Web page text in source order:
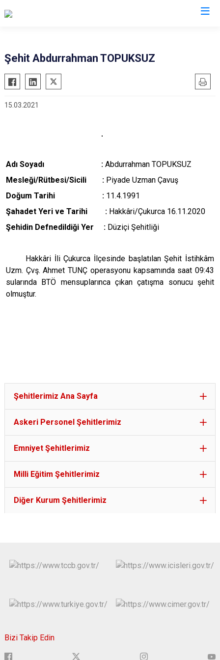
Şehit Abdurrahman TOPUKSUZ
15.03.2021
Adı Soyadı : Abdurrahman TOPUKSUZ
Mesleği/Rütbesi/Sicili : Piyade Uzman Çavuş
Doğum Tarihi : 11.4.1991
Şahadet Yeri ve Tarihi : Hakkâri/Çukurca 16.11.2020
Şehidin Defnedildiği Yer : Düziçi Şehitliği
Hakkâri İli Çukurca İlçesinde başlatılan Şehit İstihkâm
Uzm. Çvş. Ahmet TUNÇ operasyonu kapsamında saat 09:43
sularında BTÖ mensuplarınca çıkan çatışma sonucu şehit
olmuştur.
Şehitlerimiz Ana Sayfa
Askeri Personel Şehitlerimiz
Emniyet Şehitlerimiz
Milli Eğitim Şehitlerimiz
Diğer Kurum Şehitlerimiz
Bizi Takip Edin